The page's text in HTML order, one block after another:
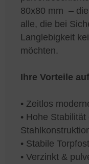
80x80 mm –
alle, die bei
Langlebigkeit
möchten.
Ihre Vorteile
• Zeitlos
• Hohe
• Stabile
• Verzinkt &